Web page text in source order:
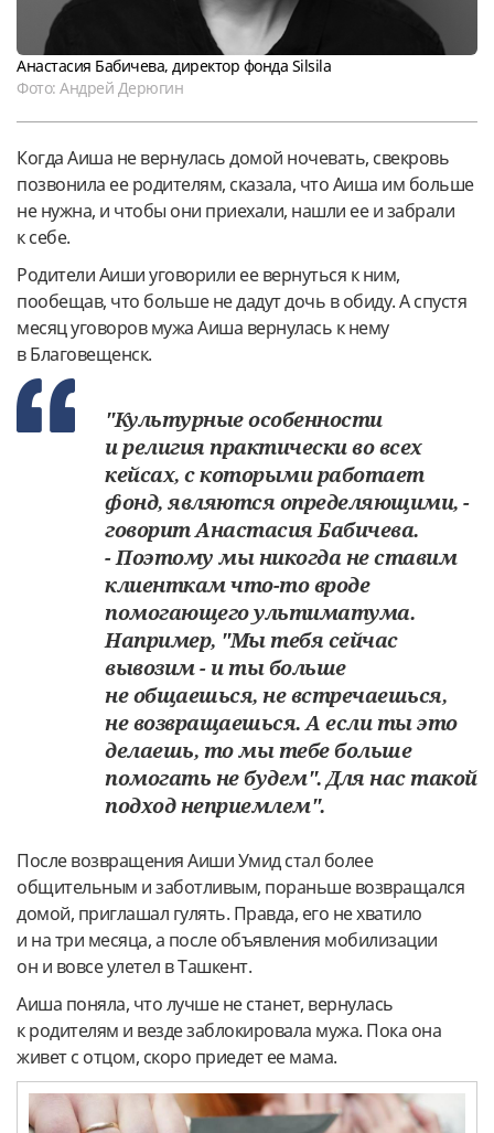
Анастасия Бабичева, директор фонда Silsila
Фото: Андрей Дерюгин
Когда Аиша не вернулась домой ночевать, свекровь
позвонила ее родителям, сказала, что Аиша им больше
не нужна, и чтобы они приехали, нашли ее и забрали
к себе.
Родители Аиши уговорили ее вернуться к ним,
пообещав, что больше не дадут дочь в обиду. А спустя
месяц уговоров мужа Аиша вернулась к нему
в Благовещенск.
"Культурные особенности
и религия практически во всех
кейсах, с которыми работает
фонд, являются определяющими, -
говорит Анастасия Бабичева.
- Поэтому мы никогда не ставим
клиенткам что-то вроде
помогающего ультиматума.
Например, "Мы тебя сейчас
вывозим - и ты больше
не общаешься, не встречаешься,
не возвращаешься. А если ты это
делаешь, то мы тебе больше
помогать не будем". Для нас такой
подход неприемлем".
После возвращения Аиши Умид стал более
общительным и заботливым, пораньше возвращался
домой, приглашал гулять. Правда, его не хватило
и на три месяца, а после объявления мобилизации
он и вовсе улетел в Ташкент.
Аиша поняла, что лучше не станет, вернулась
к родителям и везде заблокировала мужа. Пока она
живет с отцом, скоро приедет ее мама.